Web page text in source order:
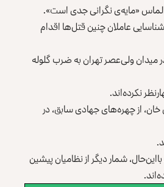
«مایه‌ی نگرانی جدی است».
عاملان چنین قتل‌ها اقدام
میدان ولی‌عصر تهران به ضرب گلوله
نکرده‌اند.
از چهره‌های جهادی سابق، در
شمار دیگر از نظامیان پیشین